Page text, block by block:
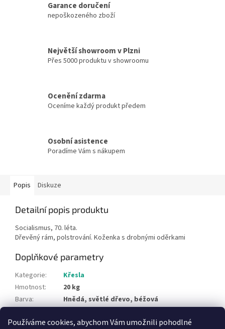
Používáme cookies, abychom Vám umožnili pohodlné
Garance doručení
nepoškozeného zboží
Největší showroom v Plzni
Přes 5000 produktu v showroomu
Ocenění zdarma
Oceníme každý produkt předem
Osobní asistence
Poradíme Vám s nákupem
Popis Diskuze
Detailní popis produktu
Socialismus, 70. léta.
Dřevěný rám, polstrování. Koženka s drobnými oděrkami
Doplňkové parametry
Kategorie:
Křesla
Hmotnost:
20 kg
Barva:
Hnědá, světlé dřevo, béžová
Typ materiálu: dřevo, čalounění, koženka